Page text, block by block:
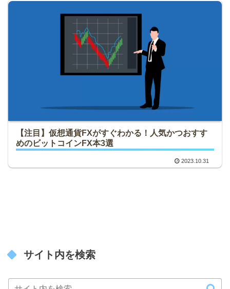
【注目】仮想通貨FXがすぐわかる！人気かつおすす
めのビットコインFX本3選
2023.10.31
サイト内を検索